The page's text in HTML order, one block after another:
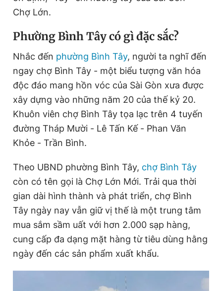
Chợ Lớn.
Phường Bình Tây có gì đặc sắc?
Nhắc đến phường Bình Tây, người ta nghĩ đến
ngay chợ Bình Tây - một biểu tượng văn hóa
độc đáo mang hồn vóc của Sài Gòn xưa được
xây dựng vào những năm 20 của thế kỷ 20.
Khuôn viên chợ Bình Tây tọa lạc trên 4 tuyến
đường Tháp Mười - Lê Tấn Kế - Phan Văn
Khỏe - Trần Bình.
Theo UBND phường Bình Tây, chợ Bình Tây
còn có tên gọi là Chợ Lớn Mới. Trải qua thời
gian dài hình thành và phát triển, chợ Bình
Tây ngày nay vẫn giữ vị thế là một trung tâm
mua sắm sầm uất với hơn 2.000 sạp hàng,
cung cấp đa dạng mặt hàng từ tiêu dùng hằng
ngày đến các sản phẩm xuất khẩu.